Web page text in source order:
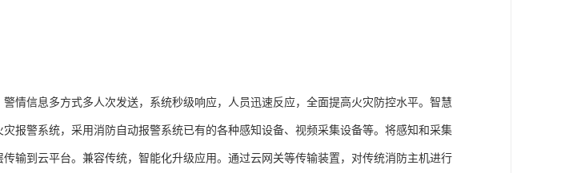
情信息多方式多人次发送，系统秒级响应，人员迅速反应，全面提高火灾防控水平。智慧
报警系统，采用消防自动报警系统已有的各种感知设备、视频采集设备等。将感知和采集
输到云平台。兼容传统，智能化升级应用。通过云网关等传输装置，对传统消防主机进行